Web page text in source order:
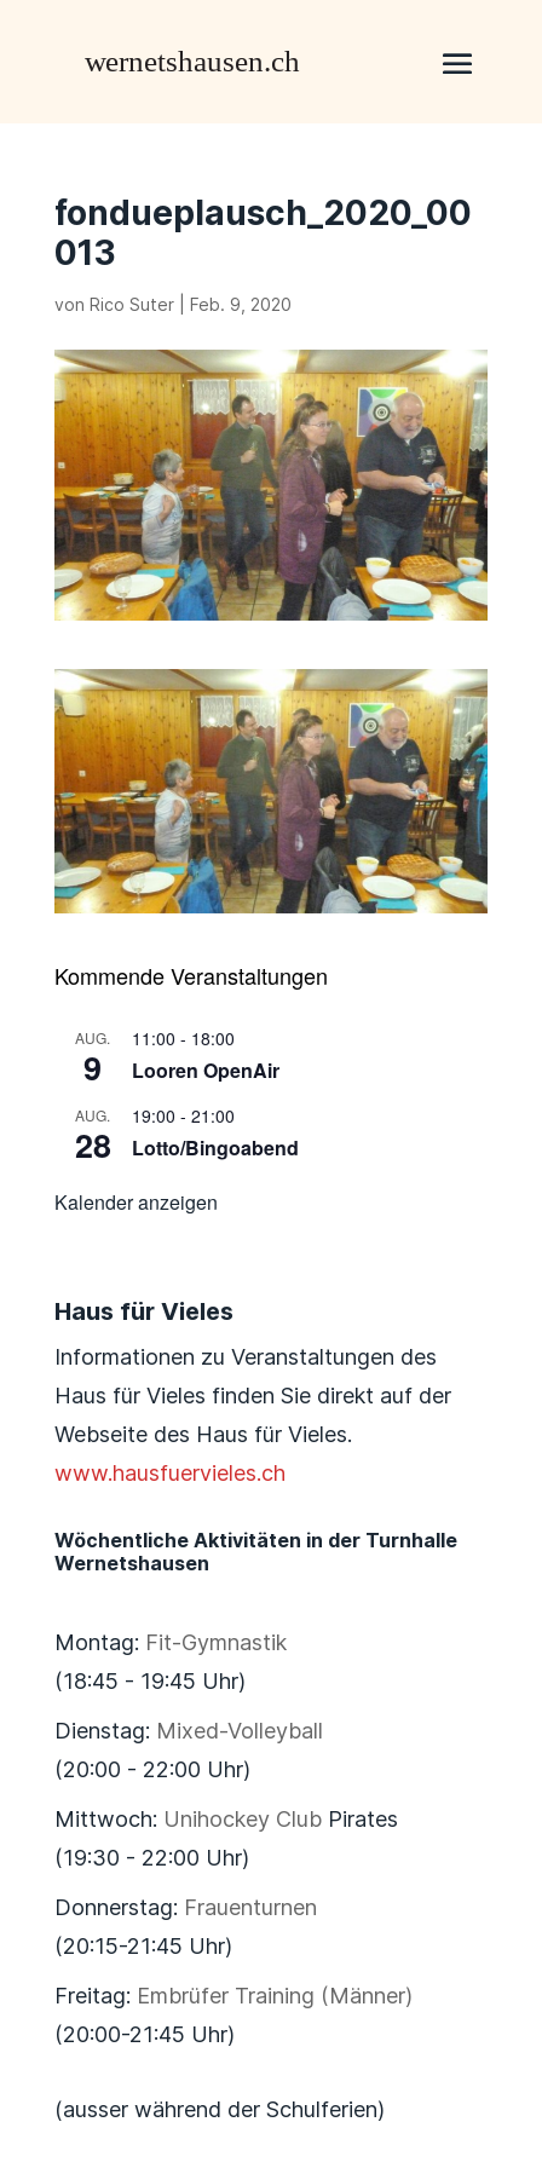
fondueplausch_2020_00
013
von Rico Suter| Feb. 9, 2020
Kommende Veranstaltungen
AUG.
9
11:00 - 18:00
Looren OpenAir
AUG.
28
19:00 - 21:00
Lotto/Bingoabend
Kalender anzeigen
Haus für Vieles
Informationen zu Veranstaltungen des
Haus für Vieles finden Sie direkt auf der
Webseite des Haus für Vieles.
www.hausfuervieles.ch
Wöchentliche Aktivitäten in der Turnhalle
Wernetshausen
Montag: Fit-Gymnastik
(18:45 - 19:45 Uhr)
Dienstag: Mixed-Volleyball
(20:00 - 22:00 Uhr)
Mittwoch: Unihockey ClubPirates
(19:30 - 22:00 Uhr)
Donnerstag: Frauenturnen
(20:15-21:45 Uhr)
Freitag: Embrüfer Training (Männer)
(20:00-21:45 Uhr)
(ausser während der Schulferien)